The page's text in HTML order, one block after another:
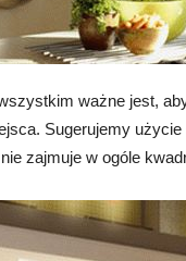
ważne jest,
Sugerujemy użycie
zajmuje w ogóle